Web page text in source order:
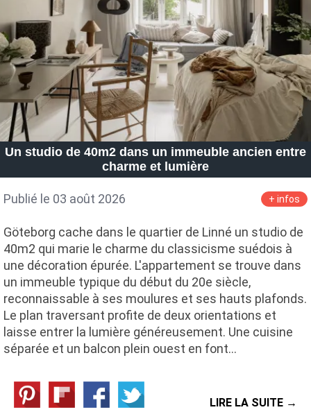
Un studio de 40m2 dans un immeuble ancien entre
charme et lumière
Publié le 03 août 2026 + infos
Göteborg cache dans le quartier de Linné un studio de
40m2 qui marie le charme du classicisme suédois à
une décoration épurée. L'appartement se trouve dans
un immeuble typique du début du 20e siècle,
reconnaissable à ses moulures et ses hauts plafonds.
Le plan traversant profite de deux orientations et
laisse entrer la lumière généreusement. Une cuisine
séparée et un balcon plein ouest en font…
LIRE LA SUITE →